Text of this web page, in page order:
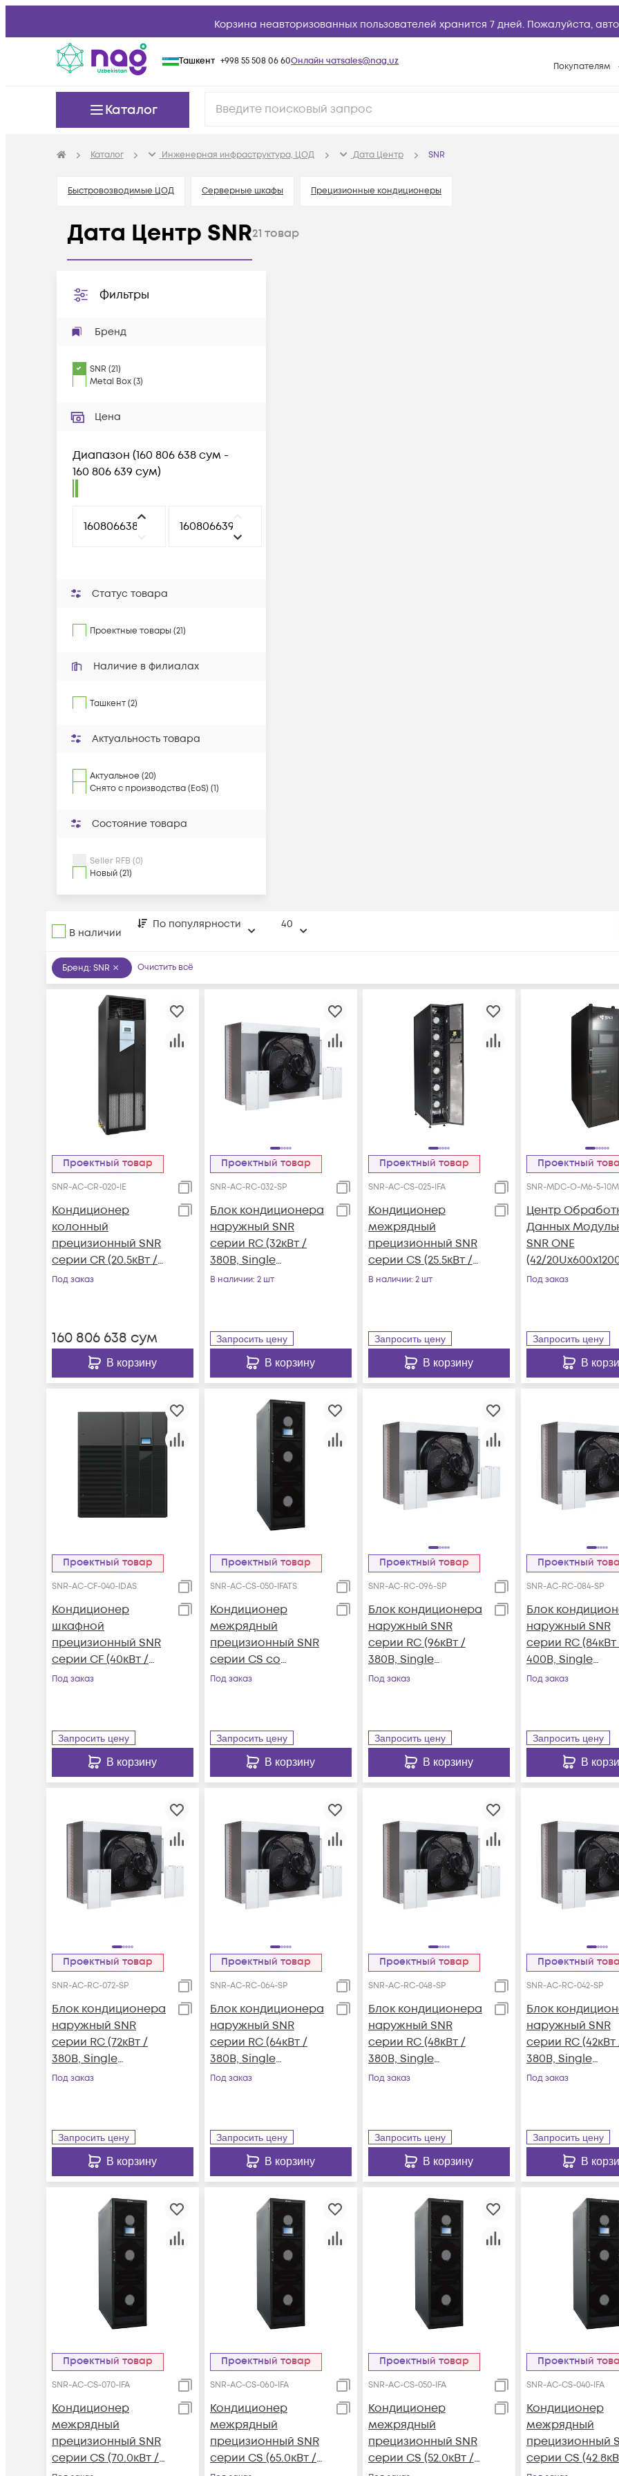
Корзина неавторизованных пользователей хранится 7 дней. Пожалуйста,
Ташкент +998 55 508 06 60Онлайн чатsales@nag.uz Покупателям
Каталог
Каталог Инженерная инфраструктура, ЦОД Дата Центр SNR
Быстровозводимые ЦОД Серверные шкафы Прецизионные кондиционеры
Дата Центр SNR21 товар
Фильтры
Бренд
SNR (21)
Metal Box(3)
Цена
Диапазон (160 806 638 сум -
160 806 639 сум)
Статус товара
Проектные товары (21)
Наличие в филиалах
Ташкент (2)
Актуальность товара
Актуальное (20)
Снято с производства (EoS) (1)
Состояние товара
Seller RFB (0)
Новый (21)
В наличии
По популярности 40
Бренд: SNR Очистить всё
Проектный товар
SNR-AC-CR-020-IE
Кондиционер
колонный
прецизионный SNR
серии CR (20.5кВт /
380V, Inverter, Up-
Под заказ
160 806 638 сум
В корзину
Проектный товар
SNR-AC-RC-032-SP
Блок кондиционера
наружный SNR
серии RC (32кВт /
380В, Single
Refrigeration System,
В наличии: 2 шт
Запросить цену
В корзину
Проектный товар
SNR-AC-CS-025-IFA
Кондиционер
межрядный
прецизионный SNR
серии CS (25.5кВт /
380В, Inverter, Front-
В наличии: 2 шт
Запросить цену
В корзину
Проектный
SNR-MDC-O-M6-5-
Центр
Данных
SNR ONE
(42/
Indoor, IP55, IT-
Под заказ
Запросить цену
В
Проектный товар
SNR-AC-CF-040-IDAS
Кондиционер
шкафной
прецизионный SNR
серии CF (40кВт /
380В, Inverter, Down-
Под заказ
Запросить цену
В корзину
Проектный товар
SNR-AC-CS-050-IFATS
Кондиционер
межрядный
прецизионный SNR
серии CS со
встроенным АВР
ATS)
Под заказ
Запросить цену
В корзину
Проектный товар
SNR-AC-RC-096-SP
Блок кондиционера
наружный SNR
серии RC (96кВт /
380В, Single
Refrigeration System,
Под заказ
Запросить цену
В корзину
Проектный
SNR-AC-RC-084-SP
Блок
наружный SNR
серии RC
400В, Single
Refrigeration
Под заказ
Запросить цену
В
Проектный товар
SNR-AC-RC-072-SP
Блок кондиционера
наружный SNR
серии RC (72кВт /
380В, Single
Refrigeration System,
Под заказ
Запросить цену
В корзину
Проектный товар
SNR-AC-RC-064-SP
Блок кондиционера
наружный SNR
серии RC (64кВт /
380В, Single
Refrigeration System,
Под заказ
Запросить цену
В корзину
Проектный товар
SNR-AC-RC-048-SP
Блок кондиционера
наружный SNR
серии RC (48кВт /
380В, Single
Refrigeration System,
Под заказ
Запросить цену
В корзину
Проектный
SNR-AC-RC-042-SP
Блок
наружный SNR
серии RC
380В, Single
Refrigeration
Под заказ
Запросить цену
В
Проектный товар
SNR-AC-CS-070-IFA
Кондиционер
межрядный
прецизионный SNR
серии CS (70.0кВт /
Проектный товар
SNR-AC-CS-060-IFA
Кондиционер
межрядный
прецизионный SNR
серии CS (65.0кВт /
Проектный товар
SNR-AC-CS-050-IFA
Кондиционер
межрядный
прецизионный SNR
серии CS (52.0кВт /
Проектный
SNR-AC-CS-040-IFA
Кондиционер
межрядный
прецизионный
серии CS